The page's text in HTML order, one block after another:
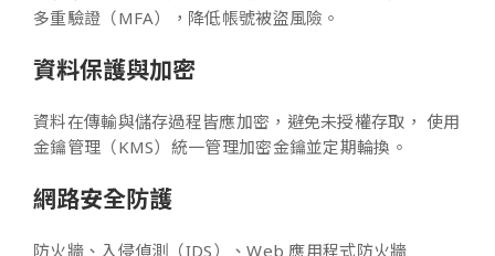
多重驗證（MFA），降低帳號被盜風險。
資料保護與加密
資料在傳輸與儲存過程皆應加密，避免未授權存取， 使用
金鑰管理（KMS）統一管理加密金鑰並定期輪換。
網路安全防護
防火牆、入侵偵測（IDS）、Web 應用程式防火牆